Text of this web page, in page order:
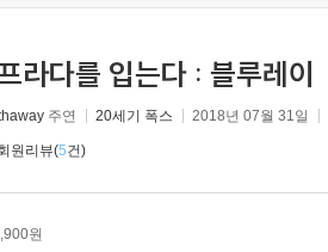
라다를 입는다 : 블루레이
주연 20세기 폭스 2018년 07월 31일
원리뷰(5건)
원